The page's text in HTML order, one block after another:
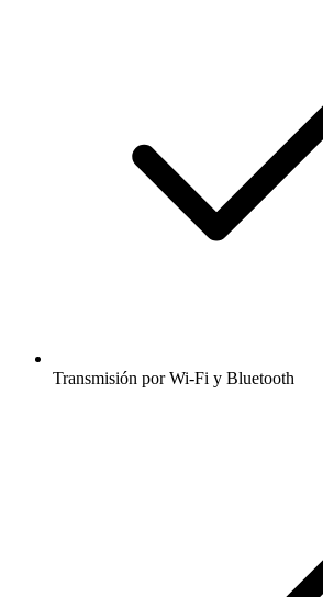
Transmisión por Wi-Fi y Bluetooth